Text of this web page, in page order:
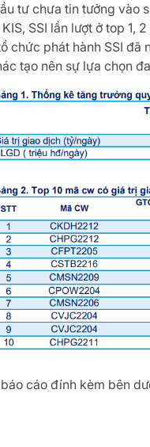
tư chưa tin tưởng vào
SSI lần lượt ở top 1,
chức phát hành SSI
tạo nên sự lựa chọn
cáo đính kèm bên